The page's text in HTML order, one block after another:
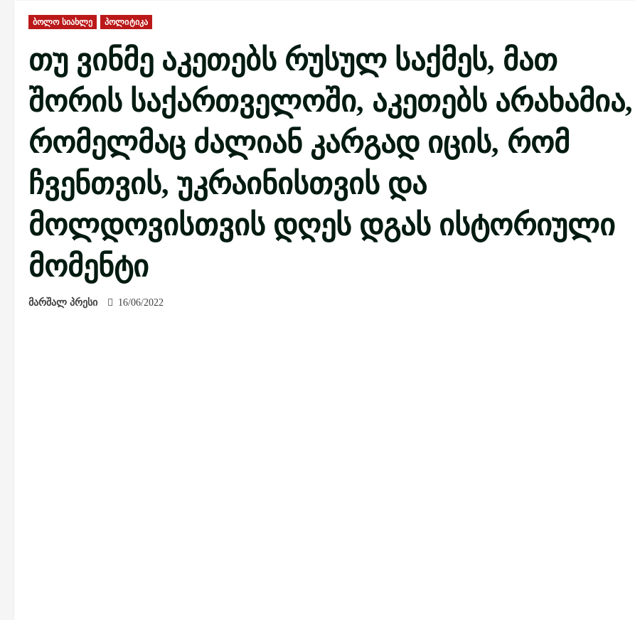
ბოლო სიახლე პოლიტიკა
თუ ვინმე აკეთებს რუსულ საქმეს, მათ
შორის საქართველოში, აკეთებს არახამია,
რომელმაც ძალიან კარგად იცის, რომ
ჩვენთვის, უკრაინისთვის და
მოლდოვისთვის დღეს დგას ისტორიული
მომენტი
მარშალ პრესი 16/06/2022